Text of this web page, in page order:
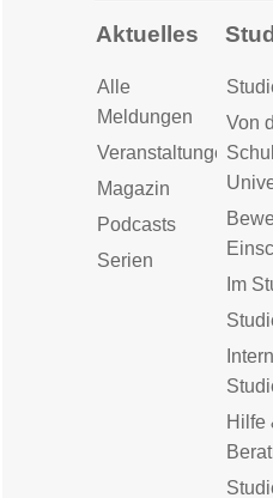
Aktuelles
Alle
Meldungen
Veranstaltungen
Magazin
Podcasts
Serien
Von
Im
Hilfe